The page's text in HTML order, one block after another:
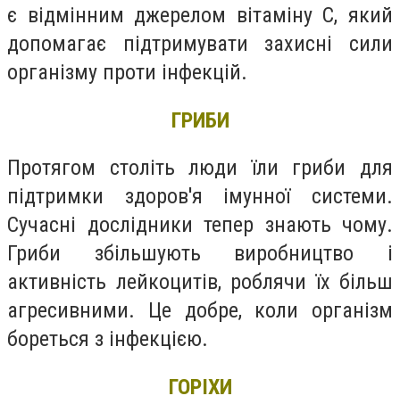
є відмінним джерелом вітаміну C, який
допомагає підтримувати захисні сили
організму проти інфекцій.
ГРИБИ
Протягом століть люди їли гриби для
підтримки здоров'я імунної системи.
Сучасні дослідники тепер знають чому.
Гриби збільшують виробництво і
активність лейкоцитів, роблячи їх більш
агресивними. Це добре, коли організм
бореться з інфекцією.
ГОРІХИ